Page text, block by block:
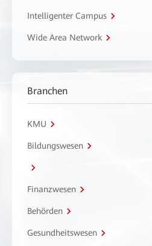
Intelligenter Campus
Wide Area Network
Branchen
KMU
Bildungswesen
Finanzwesen
Behörden
Gesundheitswesen